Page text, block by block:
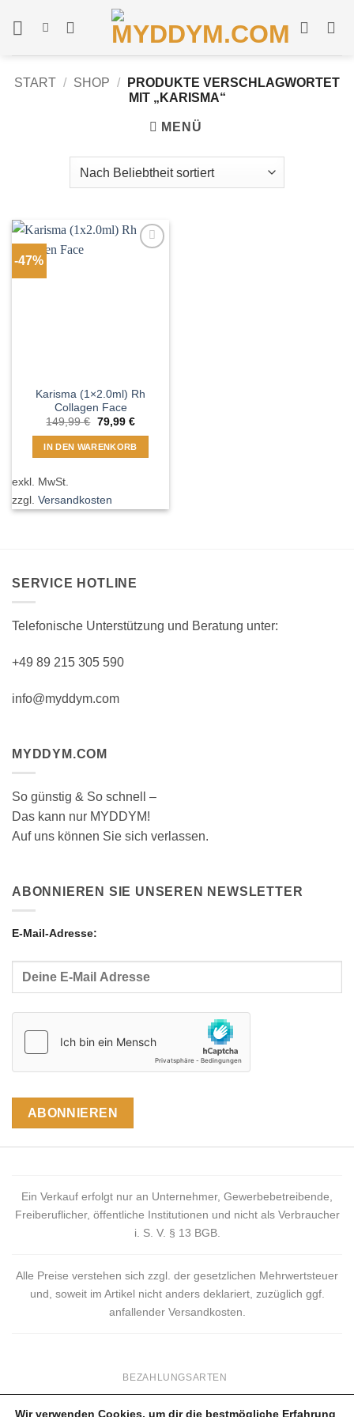
START / SHOP /
PRODUKTE VERSCHLAGWORTET
MIT „KARISMA“
MENÜ
-47%
Karisma (1×2.0ml) Rh
Collagen Face
149,99€ Ursprünglicher
war:
149,99 €
79,99 €Aktueller
ist:
79,99 €.
IN DEN WARENKORB
exkl. MwSt.
zzgl. Versandkosten
SERVICE HOTLINE
Telefonische Unterstützung und Beratung unter:
+49 89 215 305 590
info@myddym.com
MYDDYM.COM
So günstig & So schnell –
Das kann nur MYDDYM!
Auf uns können Sie sich verlassen.
ABONNIEREN SIE UNSEREN NEWSLETTER
E-Mail-Adresse:
Ein Verkauf erfolgt nur an Unternehmer, Gewerbebetreibende,
Freiberuflicher, öffentliche Institutionen und nicht als Verbraucher
i. S. V. § 13 BGB.
Alle Preise verstehen sich zzgl. der gesetzlichen Mehrwertsteuer
und, soweit im Artikel nicht anders deklariert, zuzüglich ggf.
anfallender Versandkosten.
BEZAHLUNGSARTEN
Wir verwenden Cookies, um dir die bestmögliche Erfahrung